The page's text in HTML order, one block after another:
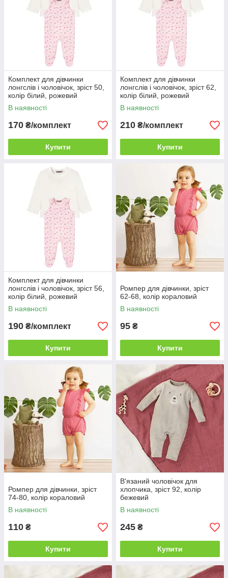
Комплект для дівчинки
лонгслів і чоловічок, зріст 50,
колір білий, рожевий
В наявності
170 ₴/комплект
Купити
Комплект для дівчинки
лонгслів і чоловічок, зріст 62,
колір білий, рожевий
В наявності
210 ₴/комплект
Купити
Комплект для дівчинки
лонгслів і чоловічок, зріст 56,
колір білий, рожевий
В наявності
190 ₴/комплект
Купити
Ромпер для дівчинки, зріст
62-68, колір кораловий
В наявності
95 ₴
Купити
Ромпер для дівчинки, зріст
74-80, колір кораловий
В наявності
110 ₴
Купити
В'язаний чоловічок для
хлопчика, зріст 92, колір
бежевий
В наявності
245 ₴
Купити